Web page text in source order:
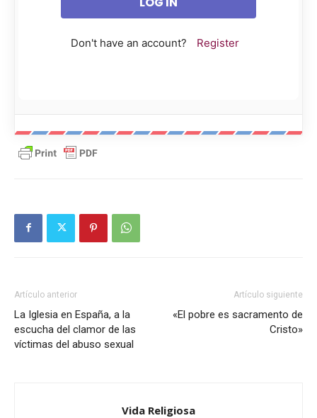
Don't have an account? Register
Artículo anterior
La Iglesia en España, a la
escucha del clamor de las
víctimas del abuso sexual
Artículo siguiente
«El pobre es sacramento de
Cristo»
Vida Religiosa